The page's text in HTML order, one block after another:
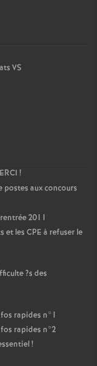
VS
!
aux concours
2011
et les CPE à refuser le
?s des
rapides n°1
rapides n°2
!